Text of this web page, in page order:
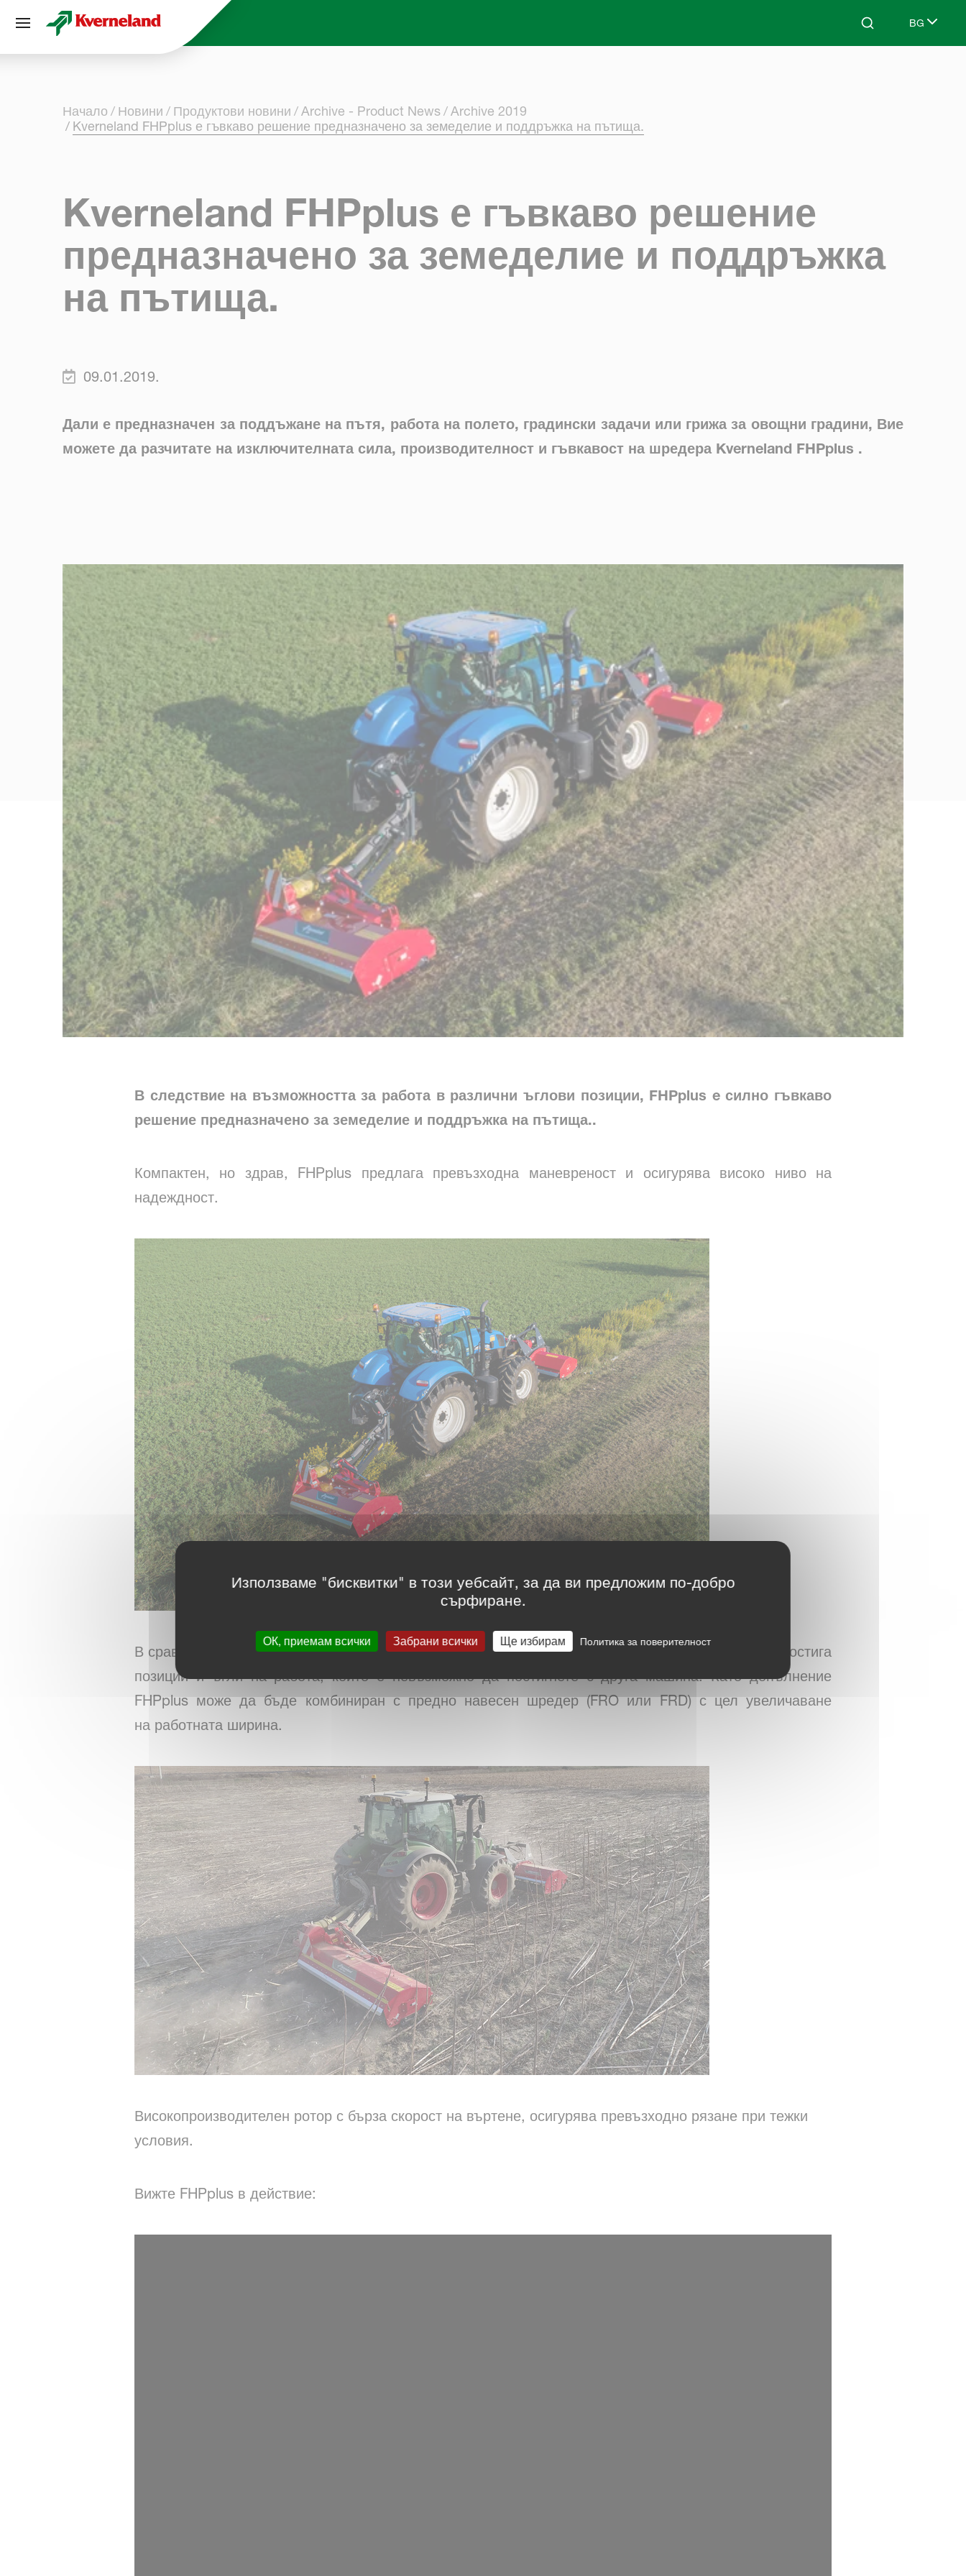
Search BG
Select
Начало Новини Продуктови новини Archive - Product News
Archive 2019
Kverneland FHPplus е гъвкаво решение предназначено за земеделие и поддръжка на пътища.
Kverneland FHPplus е гъвкаво решение
предназначено за земеделие и поддръжка
на пътища.
09.01.2019.
Дали е предназначен за поддъжане на пътя, работа на полето, градински задачи или грижа за овощни градини, Вие
можете да разчитате на изключителната сила, производителност и гъвкавост на шредера Kverneland FHPplus .
В следствие на възможността за работа в различни ъглови позиции, FHPplus e силно гъвкаво
решение предназначено за земеделие и поддръжка на пътища..
Компактен, но здрав, FHPplus предлага превъзходна маневреност и осигурява високо ниво на
надеждност.
В сравнение със стандартния FHP шредер, plus версията предлага по-голям офсет (1255мм) и достига
позиции и ъгли на работа, които е невъзможно да постигнете с друга машина. Като допълнение
FHPplus може да бъде комбиниран с предно навесен шредер (FRO или FRD) с цел увеличаване
на работната ширина.
Високопроизводителен ротор с бърза скорост на въртене, осигурява превъзходно рязане при тежки
условия.
Вижте FHPplus в действие:
Управление на бисквитките
Използваме "бисквитки" в този уебсайт, за да ви предложим по-добро
сърфиране.
ОК, приемам всички Забрани всички Ще избирам Политика за поверителност